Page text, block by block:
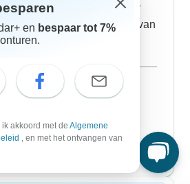
biedt aangenaam weer
van Kerala en de stranden van
Geniet van uitstapjes naar
en bespaar tot 7%
akkoord met de Algemene
, en met het ontvangen van